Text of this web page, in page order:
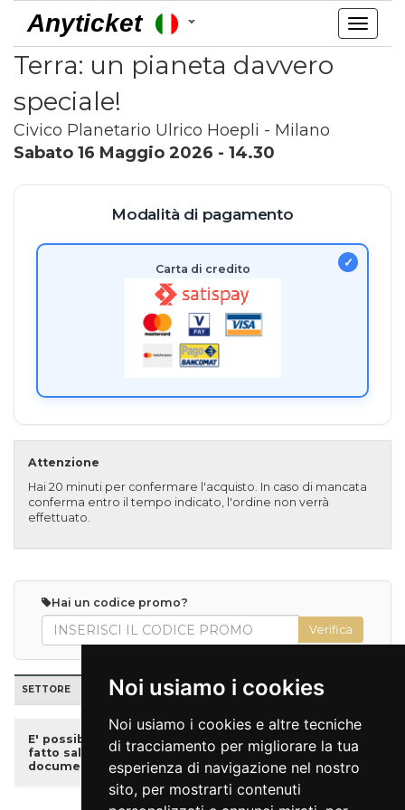
Noi usiamo i cookies
Noi usiamo i cookies e altre tecniche
di tracciamento per migliorare la tua
esperienza di navigazione nel nostro
sito, per mostrarti contenuti
Anyticket
Terra: un pianeta davvero
speciale!
Civico Planetario Ulrico Hoepli - Milano
Sabato 16 Maggio 2026 - 14.30
Modalità di pagamento
Carta di credito
Attenzione
Hai 20 minuti per confermare l'acquisto. In caso di mancata
conferma entro il tempo indicato, l'ordine non verrà
effettuato.
Hai un codice promo?
SETTORE POSTI TARIFFA PREZZO QUANTITÀ
E' possibile acquistare i biglietti ridotti, se disponibili,
fatto salvo che sarà necessario presentare un
documento attestante l’età anagrafica.